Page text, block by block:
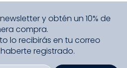
y obtén un 10% de
compra.
lo recibirás en tu correo
registrado.